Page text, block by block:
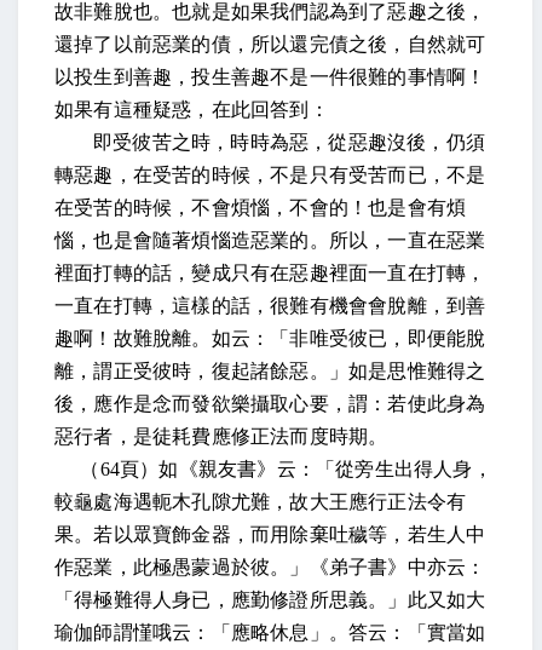
故非難脫也。也就是如果我們認為到了惡趣之後，
還掉了以前惡業的債，所以還完債之後，自然就可
以投生到善趣，投生善趣不是一件很難的事情啊！
如果有這種疑惑，在此回答到：
即受彼苦之時，時時為惡，從惡趣沒後，仍須
轉惡趣，在受苦的時候，不是只有受苦而已，不是
在受苦的時候，不會煩惱，不會的！也是會有煩
惱，也是會隨著煩惱造惡業的。所以，一直在惡業
裡面打轉的話，變成只有在惡趣裡面一直在打轉，
一直在打轉，這樣的話，很難有機會會脫離，到善
趣啊！故難脫離。如云：「非唯受彼已，即便能脫
離，謂正受彼時，復起諸餘惡。」如是思惟難得之
後，應作是念而發欲樂攝取心要，謂：若使此身為
惡行者，是徒耗費應修正法而度時期。
（64頁）如《親友書》云：「從旁生出得人身，
較龜處海遇軛木孔隙尤難，故大王應行正法令有
果。若以眾寶飾金器，而用除棄吐穢等，若生人中
作惡業，此極愚蒙過於彼。」《弟子書》中亦云：
「得極難得人身已，應勤修證所思義。」此又如大
瑜伽師謂慬哦云：「應略休息」。答云：「實當如